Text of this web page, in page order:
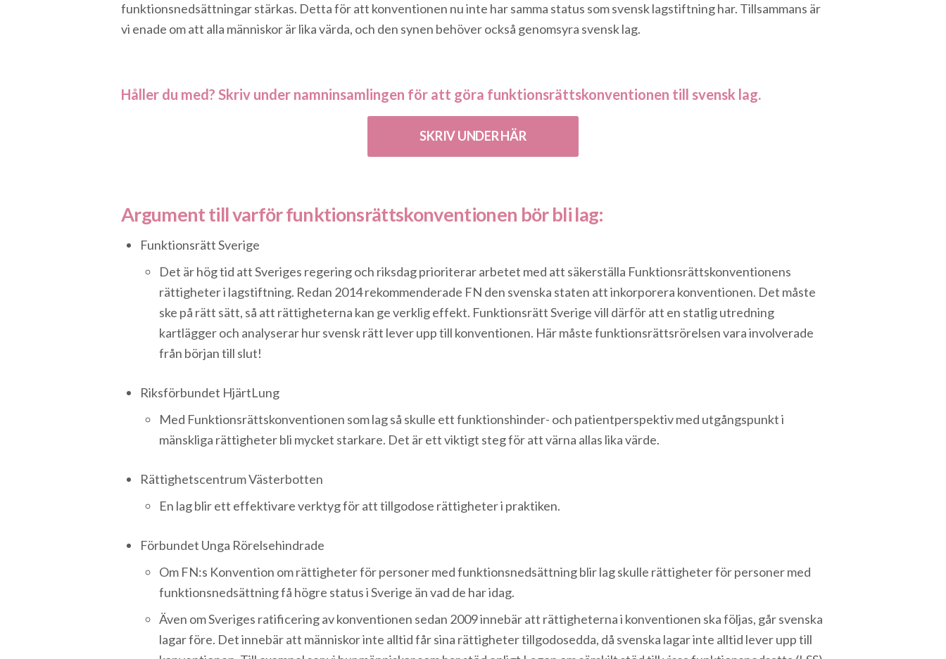
funktionsnedsättningar stärkas. Detta för att konventionen nu inte har samma status som svensk lagstiftning har. Tillsammans är
vi enade om att alla människor är lika värda, och den synen behöver också genomsyra svensk lag.
Håller du med? Skriv under namninsamlingen för att göra funktionsrättskonventionen till svensk lag.
SKRIV UNDER HÄR
Argument till varför funktionsrättskonventionen bör bli lag:
Funktionsrätt Sverige
Det är hög tid att Sveriges regering och riksdag prioriterar arbetet med att säkerställa Funktionsrättskonventionens
rättigheter i lagstiftning. Redan 2014 rekommenderade FN den svenska staten att inkorporera konventionen. Det måste
ske på rätt sätt, så att rättigheterna kan ge verklig effekt. Funktionsrätt Sverige vill därför att en statlig utredning
kartlägger och analyserar hur svensk rätt lever upp till konventionen. Här måste funktionsrättsrörelsen vara involverade
från början till slut!
Riksförbundet HjärtLung
Med Funktionsrättskonventionen som lag så skulle ett funktionshinder- och patientperspektiv med utgångspunkt i
mänskliga rättigheter bli mycket starkare. Det är ett viktigt steg för att värna allas lika värde.
Rättighetscentrum Västerbotten
En lag blir ett effektivare verktyg för att tillgodose rättigheter i praktiken.
Förbundet Unga Rörelsehindrade
Om FN:s Konvention om rättigheter för personer med funktionsnedsättning blir lag skulle rättigheter för personer med
funktionsnedsättning få högre status i Sverige än vad de har idag.
Även om Sveriges ratificering av konventionen sedan 2009 innebär att rättigheterna i konventionen ska följas, går svenska
lagar före. Det innebär att människor inte alltid får sina rättigheter tillgodosedda, då svenska lagar inte alltid lever upp till